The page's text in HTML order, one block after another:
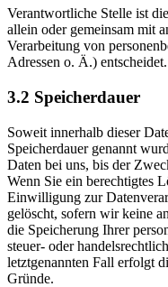
Verantwortliche Stelle ist
allein oder gemeinsam mit
Verarbeitung von
Adressen o. Ä.) entscheidet.
3.2 Speicherdauer
Soweit innerhalb dieser
Speicherdauer genannt
Daten bei uns, bis der
Wenn Sie ein berechtigtes
Einwilligung zur
gelöscht, sofern wir keine
die Speicherung Ihrer
steuer- oder
letztgenannten Fall erfolgt
Gründe.